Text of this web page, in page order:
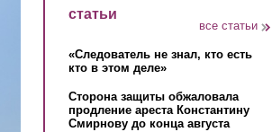
статьи
все статьи
«Следователь не знал, кто есть
кто в этом деле»
Сторона защиты обжаловала
продление ареста Константину
Смирнову до конца августа